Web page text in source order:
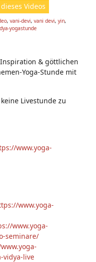
n:
Videos
, vani-devi, vani devi, yin,
yogastunde
& göttlichen
Yoga-Stunde mit
Livestunde zu
www.yoga-
www.yoga-
www.yoga-
seminare/
vidya-live